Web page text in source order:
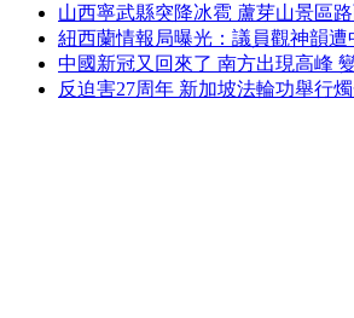
山西寧武縣突降冰雹 蘆芽山景區
紐西蘭情報局曝光：議員觀神韻遭
中國新冠又回來了 南方出現高峰
反迫害27周年 新加坡法輪功舉行